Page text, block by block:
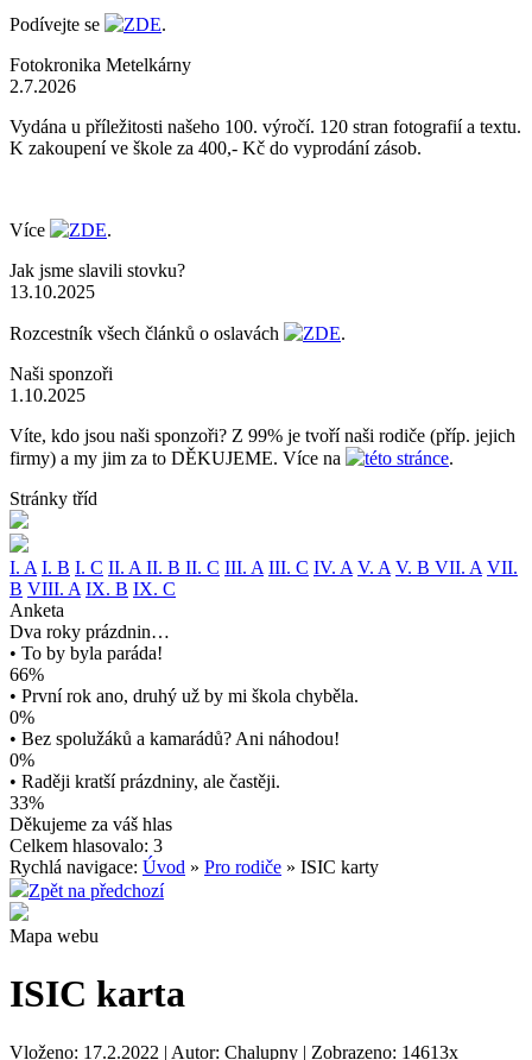
Podívejte se ZDE.
Fotokronika Metelkárny
2.7.2026
Vydána u příležitosti našeho 100. výročí. 120 stran fotografií a textu.
K zakoupení ve škole za 400,- Kč do vyprodání zásob.
Více ZDE.
Jak jsme slavili stovku?
13.10.2025
Rozcestník všech článků o oslavách ZDE.
Naši sponzoři
1.10.2025
Víte, kdo jsou naši sponzoři? Z 99% je tvoří naši rodiče (příp. jejich
firmy) a my jim za to DĚKUJEME. Více na
této stránce.
Stránky tříd
I. A I. B I. C II. A II. B II. C III. A III. C IV. A V. A V. B VII. A VII.
B VIII. A IX. B IX. C
Anketa
Dva roky prázdnin…
• To by byla paráda!
66%
• První rok ano, druhý už by mi škola chyběla.
0%
• Bez spolužáků a kamarádů? Ani náhodou!
0%
• Raději kratší prázdniny, ale častěji.
33%
Děkujeme za váš hlas
Celkem hlasovalo: 3
Rychlá navigace: Úvod » Pro rodiče » ISIC karty
Zpět na předchozí
Mapa webu
ISIC karta
Vloženo: 17.2.2022 | Autor: Chalupny | Zobrazeno: 14613x